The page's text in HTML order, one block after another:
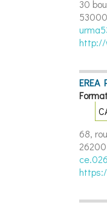
30
http://
EREA
68,